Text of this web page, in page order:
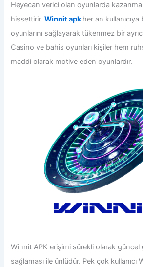
Heyecan verici olan oyunlarda
hissettirir.Winnit apkher an
oyunlarını sağlayarak tükenmez bir
Casino ve bahis oyunları kişiler hem
maddi olarak motive eden oyunlardır.
Winnit APKerişimi sürekli olarak güncel
sağlaması ile ünlüdür. Pek çok kullanıcı